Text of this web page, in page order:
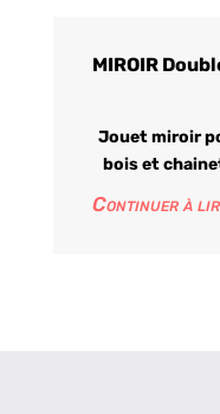
MIROIR
Jouet miroir
bois et
Continuer à